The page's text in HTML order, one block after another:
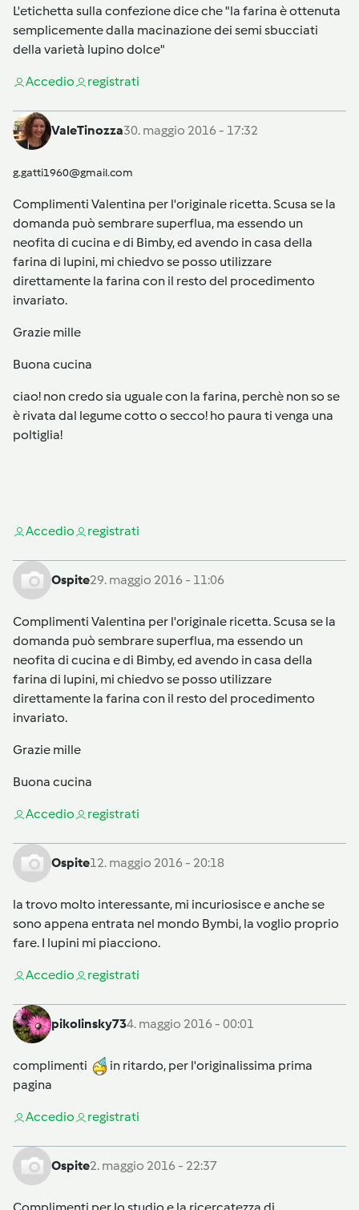
L'etichetta sulla confezione dice che "la farina è ottenuta
semplicemente dalla macinazione dei semi sbucciati
della varietà lupino dolce"
Accedio registrati
ValeTinozza30. maggio 2016 - 17:32
g.gatti1960@gmail.com
Complimenti Valentina per l'originale ricetta. Scusa se la
domanda può sembrare superflua, ma essendo un
neofita di cucina e di Bimby, ed avendo in casa della
farina di lupini, mi chiedvo se posso utilizzare
direttamente la farina con il resto del procedimento
invariato.
Grazie mille
Buona cucina
ciao! non credo sia uguale con la farina, perchè non so se
è rivata dal legume cotto o secco! ho paura ti venga una
poltiglia!
Accedio registrati
Ospite29. maggio 2016 - 11:06
Complimenti Valentina per l'originale ricetta. Scusa se la
domanda può sembrare superflua, ma essendo un
neofita di cucina e di Bimby, ed avendo in casa della
farina di lupini, mi chiedvo se posso utilizzare
direttamente la farina con il resto del procedimento
invariato.
Grazie mille
Buona cucina
Accedio registrati
Ospite12. maggio 2016 - 20:18
la trovo molto interessante, mi incuriosisce e anche se
sono appena entrata nel mondo Bymbi, la voglio proprio
fare. I lupini mi piacciono.
Accedio registrati
pikolinsky734. maggio 2016 - 00:01
complimenti
in ritardo, per l'originalissima prima
pagina
Accedio registrati
Ospite2. maggio 2016 - 22:37